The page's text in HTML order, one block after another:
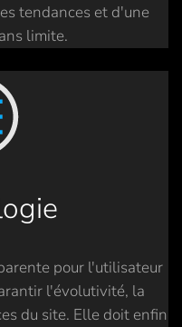
tendances et d'une
limite.
pour l'utilisateur
l'évolutivité, la
du site. Elle doit enfin